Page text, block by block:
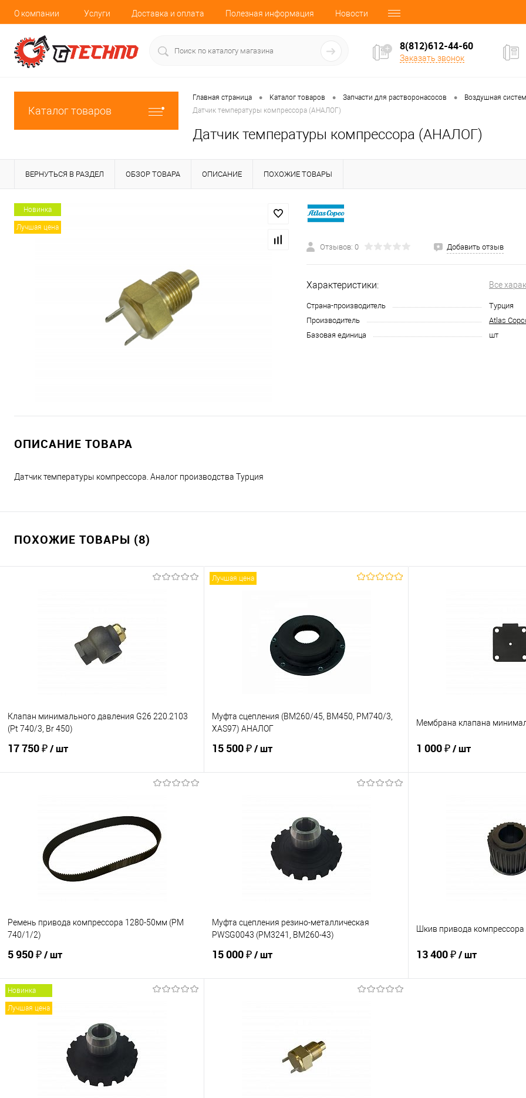
О компании Услуги Доставка и оплата Полезная информация Новости
8(812)612-44-60
Заказать звонок
Каталог товаров
Главная страница • Каталог товаров • Запчасти для растворонасосов • Воздушная
Датчик температуры компрессора (АНАЛОГ)
Датчик температуры компрессора (АНАЛОГ)
ВЕРНУТЬСЯ В РАЗДЕЛ ОБЗОР ТОВАРА ОПИСАНИЕ ПОХОЖИЕ ТОВАРЫ
Новинка
Лучшая цена
Отзывов: 0 Добавить отзыв
Характеристики: Все
Страна-производитель
Турция
Производитель
Atlas
Базовая единица
шт
ОПИСАНИЕ ТОВАРА
Датчик температуры компрессора. Аналог производства Турция
ПОХОЖИЕ ТОВАРЫ (8)
Клапан минимального давления G26 220.2103
(Pt 740/3, Br 450)
17 750 ₽/ шт
Купить в 1 клик
К сравнению
В избранное
В наличии
Лучшая цена
Муфта сцепления (BM260/45, BM450, PM740/3,
XAS97) АНАЛОГ
15 500 ₽/ шт
К сравнению
В наличии
Мембрана клапана
1 000 ₽/ шт
Ремень привода компрессора 1280-50мм (PM
740/1/2)
5 950 ₽/ шт
К сравнению
В наличии
Муфта сцепления резино-металлическая
PWSG0043 (PM3241, BM260-43)
15 000 ₽/ шт
Шкив привода
13 400 ₽/ шт
Новинка
Лучшая цена